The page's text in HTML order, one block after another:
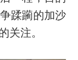
蹂躏的加沙
关注。